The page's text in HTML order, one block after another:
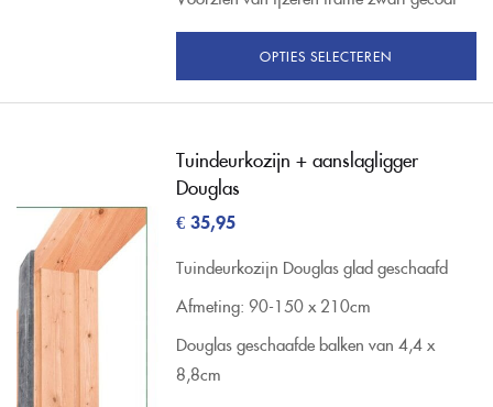
OPTIES SELECTEREN
Tuindeurkozijn + aanslagligger
Douglas
€35,95
Tuindeurkozijn Douglas glad geschaafd
Afmeting: 90-150 x 210cm
Douglas geschaafde balken van 4,4 x
8,8cm